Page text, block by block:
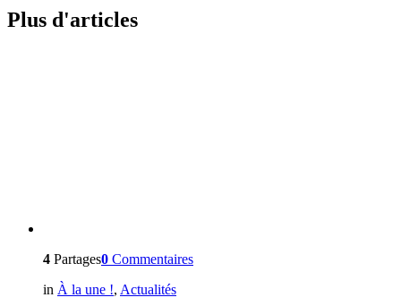
Plus d'articles
4 Partages0 Commentaires
in À la une !, Actualités